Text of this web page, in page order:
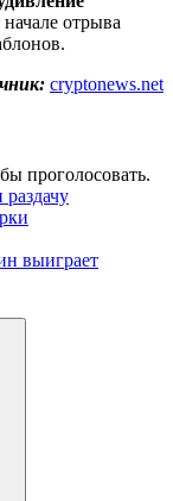
отрыва
cryptonews.net
проголосовать.
выиграет